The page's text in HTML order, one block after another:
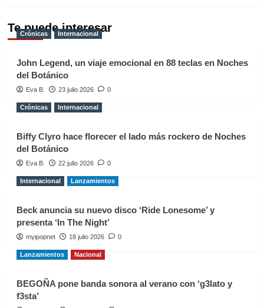
Te puede interesar
Crónicas Internacional
John Legend, un viaje emocional en 88 teclas en Noches
del Botánico
Eva B. 23 julio 2026 0
Crónicas Internacional
Biffy Clyro hace florecer el lado más rockero de Noches
del Botánico
Eva B. 22 julio 2026 0
Internacional Lanzamientos
Beck anuncia su nuevo disco ‘Ride Lonesome’ y
presenta ‘In The Night’
myipopnet 18 julio 2026 0
Lanzamientos Nacional
BEGOÑA pone banda sonora al verano con ‘g3lato y
f3sta’